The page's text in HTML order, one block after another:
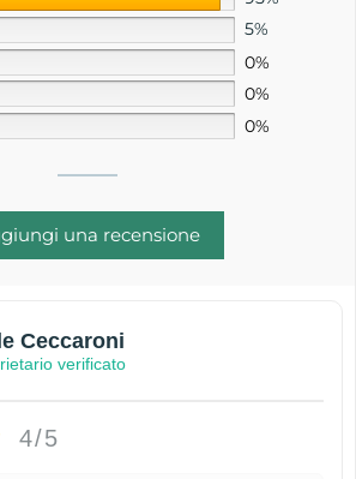
5%
0%
0%
0%
una recensione
Ceccaroni
verificato
4/5